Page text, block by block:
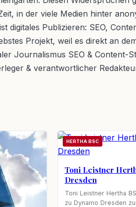
in der viele Medien hinter
digitales Publizieren: SEO,
Projekt, weil es direkt an
Journalismus SEO & Content-
& verantwortlicher
HERTHA BSC
Toni Leistner
Dresden
Toni Leistner Hertha
zu Dynamo Dresden